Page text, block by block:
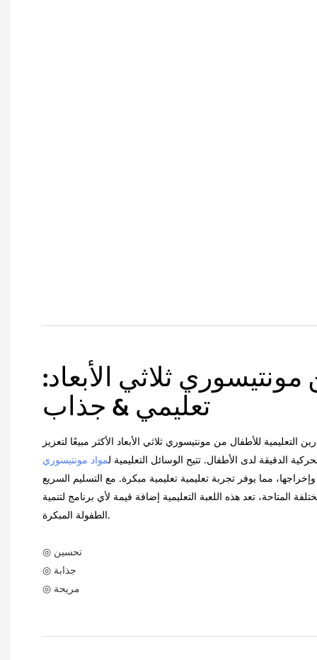
ثلاثي الأبعاد:
تعليمي & جذاب
للأطفال من مونتيسوري ثلاثي الأبعاد الأكثر مبيعًا لتعزيز
الدقيقة لدى الأطفال. تتيح الوسائل التعليمية لمواد مونتيسوري
مما يوفر تجربة تعليمية تعليمية مبكرة. مع التسليم السريع
المختلفة المتاحة، تعد هذه اللعبة التعليمية إضافة قيمة لأي برنامج لتنمية
الطفولة المبكرة.
◎ تحسين
◎ جذابة
◎ مريحة